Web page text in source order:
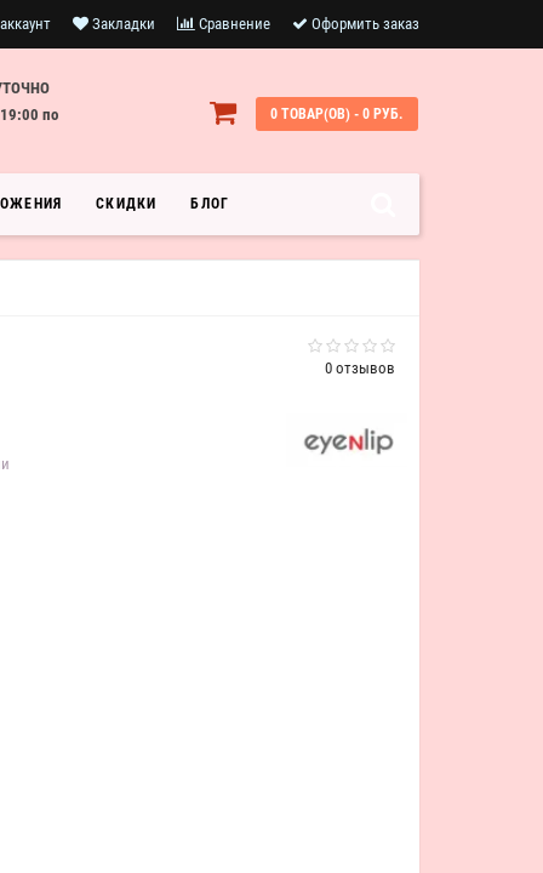
Закладки Сравнение Оформить заказ
по
0 ТОВАР(ОВ) - 0 РУБ.
СКИДКИ БЛОГ
0 отзывов